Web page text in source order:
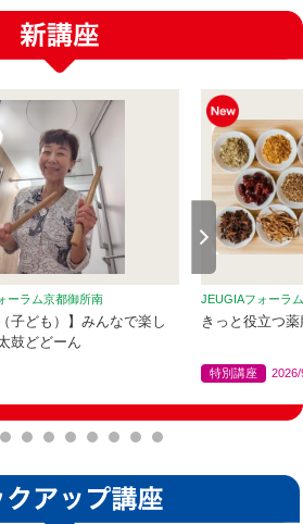
ーラム京都御所南
子ども）】みんなで楽し
鼓どどーん
JEUGIAフォーラ
きっと役立つ
特別講座